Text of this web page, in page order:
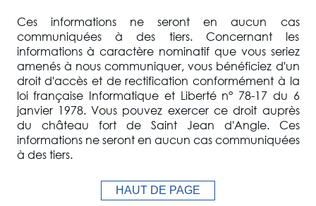
Ces informations ne seront en aucun cas
communiquées à des tiers. Concernant les
informations à caractère nominatif que vous seriez
amenés à nous communiquer, vous bénéficiez d'un
droit d'accès et de rectification conformément à la
loi française Informatique et Liberté n° 78-17 du 6
janvier 1978. Vous pouvez exercer ce droit auprès
du château fort de Saint Jean d'Angle. Ces
informations ne seront en aucun cas communiquées
à des tiers.
HAUT DE PAGE